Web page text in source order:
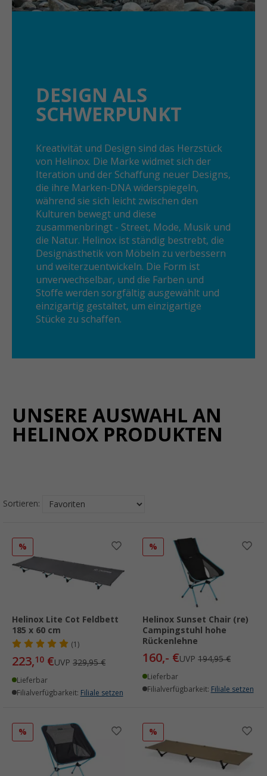
DESIGN ALS
SCHWERPUNKT
Kreativität und Design sind das Herzstück
von Helinox. Die Marke widmet sich der
Iteration und der Schaffung neuer Designs,
die ihre Marken-DNA widerspiegeln,
während sie sich leicht zwischen den
Kulturen bewegt und diese
zusammenbringt - Street, Mode, Musik und
die Natur. Helinox ist ständig bestrebt, die
Designästhetik von Möbeln zu verbessern
und weiterzuentwickeln. Die Form ist
unverwechselbar, und die Farben und
Stoffe werden sorgfältig ausgewählt und
einzigartig gestaltet, um einzigartige
Stücke zu schaffen.
UNSERE AUSWAHL AN
HELINOX PRODUKTEN
Sortieren:
%
Helinox Lite Cot Feldbett
185 x 60 cm
(1)
223,10 €UVP 329,95 €
Lieferbar
Filialverfügbarkeit: Filiale setzen
%
Helinox Sunset Chair (re)
Campingstuhl hohe
Rückenlehne
160,- €UVP 194,95 €
Lieferbar
Filialverfügbarkeit: Filiale setzen
% %